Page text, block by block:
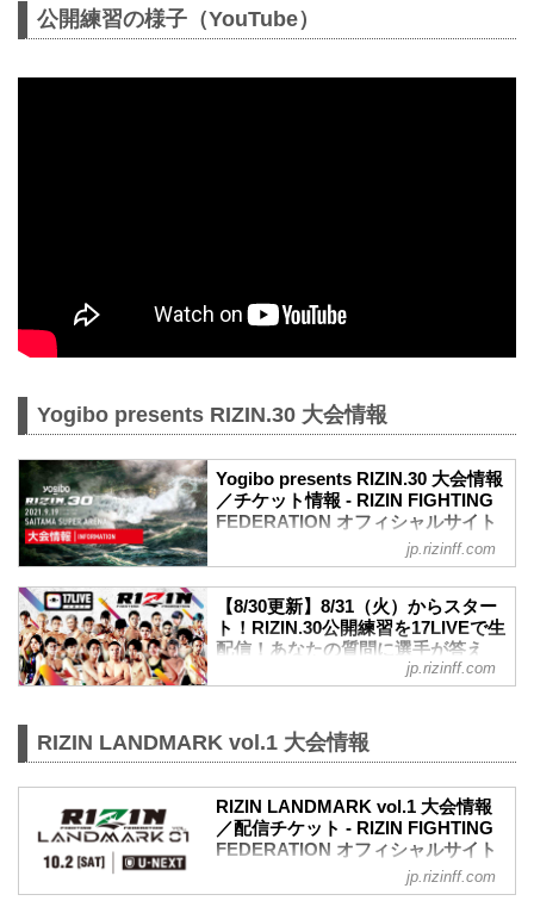
公開練習の様子（YouTube）
Yogibo presents RIZIN.30 大会情報
Yogibo presents RIZIN.30 大会情報
／チケット情報 - RIZIN FIGHTING
FEDERATION オフィシャルサイト
SUPER ARENA | Trailer
youtu.be
大会概要
Yogibo presents RIZIN.30
2021年9月19日（日）12:30開場 / 14:00開
20:00頃
※試合内容、イベント進行によって終了
予定時間が前後することがありますので
会場
jp.rizinff.com
【8/30更新】8/31（火）からスター
ト！RIZIN.30公開練習を17LIVEで生
配信！あなたの質問に選手が答え
る？！ - RIZIN FIGHTING
FEDERATION オフィシャルサイト
Yogibo presents RIZIN.30出場選手たちの
公開練習を、17LIVEで生配信することが
決定！
公開練習の様子はRIZIN FF イチナナ公式
アカウントから生配信され、選手への質
疑応答も行われる予定だ！選手へ質疑の
際に、ライブ配信中に寄せられたコメン
jp.rizinff.com
RIZIN LANDMARK vol.1 大会情報
RIZIN LANDMARK vol.1 大会情報
／配信チケット - RIZIN FIGHTING
FEDERATION オフィシャルサイト
jp.rizinff.com